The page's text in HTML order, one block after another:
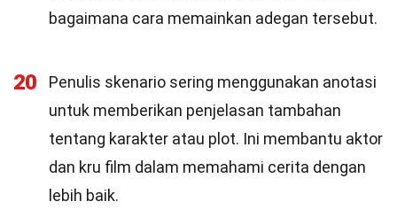
bagaimana cara memainkan adegan tersebut.
20
Penulis skenario sering menggunakan anotasi
untuk memberikan penjelasan tambahan
tentang karakter atau plot. Ini membantu aktor
dan kru film dalam memahami cerita dengan
lebih baik.